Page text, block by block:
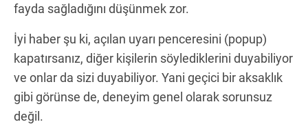
fayda sağladığını düşünmek zor.
İyi haber şu ki, açılan uyarı penceresini (popup)
kapatırsanız, diğer kişilerin söylediklerini duyabiliyor
ve onlar da sizi duyabiliyor. Yani geçici bir aksaklık
gibi görünse de, deneyim genel olarak sorunsuz
değil.